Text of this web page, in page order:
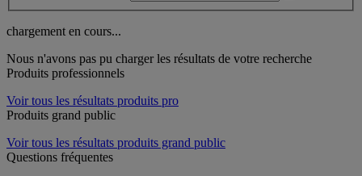
chargement en cours...
Nous n'avons pas pu charger les résultats de votre recherche
Produits professionnels
Voir tous les résultats produits pro
Produits grand public
Voir tous les résultats produits grand public
Questions fréquentes